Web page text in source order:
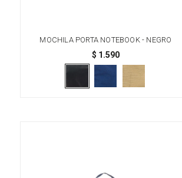
MOCHILA PORTA NOTEBOOK - NEGRO
$ 1.590